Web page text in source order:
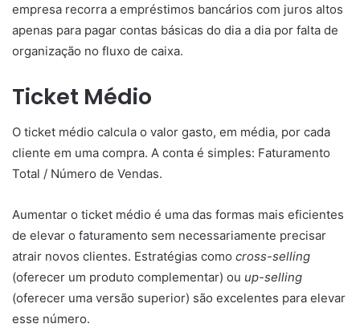
empresa recorra a empréstimos bancários com juros altos
apenas para pagar contas básicas do dia a dia por falta de
organização no fluxo de caixa.
Ticket Médio
O ticket médio calcula o valor gasto, em média, por cada
cliente em uma compra. A conta é simples: Faturamento
Total / Número de Vendas.
Aumentar o ticket médio é uma das formas mais eficientes
de elevar o faturamento sem necessariamente precisar
atrair novos clientes. Estratégias como cross-selling
(oferecer um produto complementar) ou up-selling
(oferecer uma versão superior) são excelentes para elevar
esse número.